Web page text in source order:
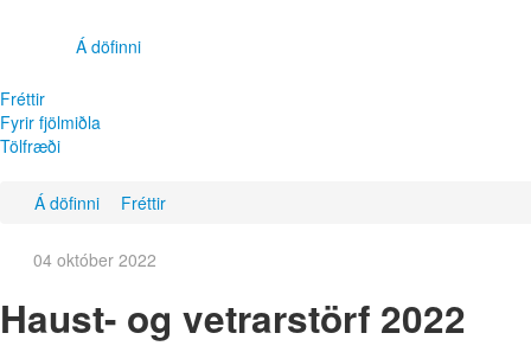
Á döfinni
Fréttir
Fyrir fjölmiðla
Tölfræði
Á döfinni Fréttir
04 október 2022
Haust- og vetrarstörf 2022